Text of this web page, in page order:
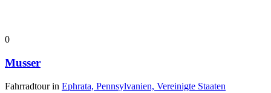
0
Musser
Fahrradtour in Ephrata, Pennsylvanien, Vereinigte Staaten